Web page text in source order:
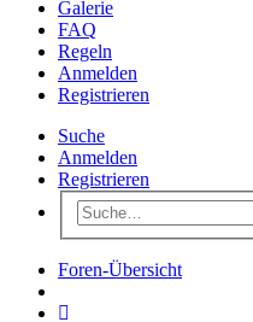
Galerie
FAQ
Regeln
Anmelden
Registrieren
Suche
Anmelden
Registrieren
Foren-Übersicht